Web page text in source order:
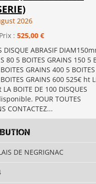
2026
: 525,00 €
DISQUE ABRASIF
80 5 BOITES GRAINS 150 5
GRAINS 400 5 BOITES
GRAINS 600 525€ ht
BOITE DE 100 DISQUES
POUR TOUTES
CONTACTEZ...
DE NEGRIGNAC